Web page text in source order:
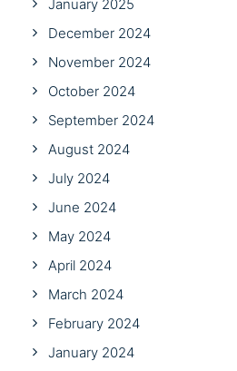
January 2025
December 2024
November 2024
October 2024
September 2024
August 2024
July 2024
June 2024
May 2024
April 2024
March 2024
February 2024
January 2024